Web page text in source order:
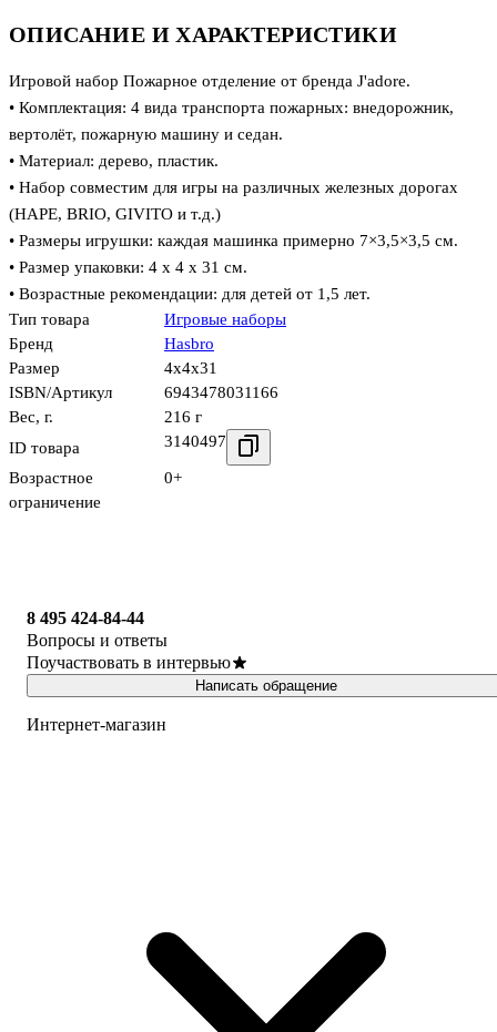
ОПИСАНИЕ И ХАРАКТЕРИСТИКИ
Игровой набор Пожарное отделение от бренда J'adore.
• Комплектация: 4 вида транспорта пожарных: внедорожник,
вертолёт, пожарную машину и седан.
• Материал: дерево, пластик.
• Набор совместим для игры на различных железных дорогах
(HAPE, BRIO, GIVITO и т.д.)
• Размеры игрушки: каждая машинка примерно 7×3,5×3,5 см.
• Размер упаковки: 4 х 4 х 31 см.
• Возрастные рекомендации: для детей от 1,5 лет.
Тип товара
Игровые наборы
Бренд
Hasbro
Размер
4x4x31
ISBN/Артикул
6943478031166
Вес, г.
216 г
ID товара
3140497
Возрастное
ограничение
0+
8 495 424-84-44
Вопросы и ответы
Поучаствовать в интервью
Написать обращение
Интернет-магазин